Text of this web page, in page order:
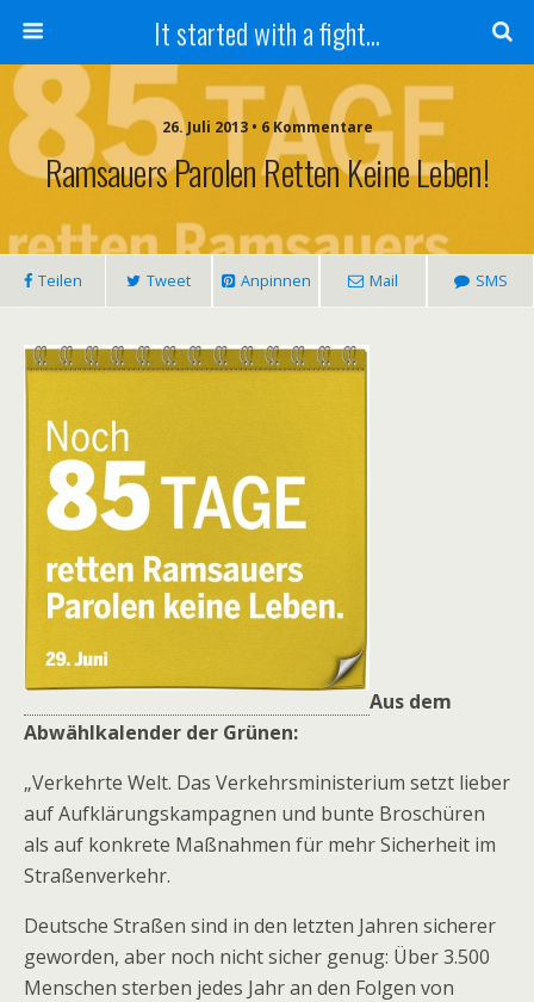
It started with a fight...
26. Juli 2013 • 6 Kommentare
Ramsauers Parolen Retten Keine Leben!
Teilen Tweet Anpinnen Mail SMS
Aus dem
Abwählkalender der Grünen:
„Verkehrte Welt. Das Verkehrsministerium setzt lieber
auf Aufklärungskampagnen und bunte Broschüren
als auf konkrete Maßnahmen für mehr Sicherheit im
Straßenverkehr.
Deutsche Straßen sind in den letzten Jahren sicherer
geworden, aber noch nicht sicher genug: Über 3.500
Menschen sterben jedes Jahr an den Folgen von